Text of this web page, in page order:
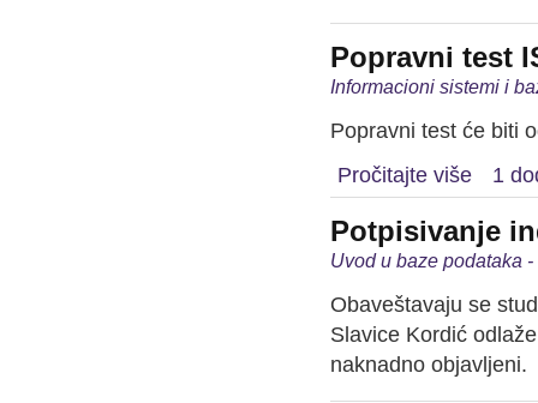
Popravni test
Informacioni sistemi i
Popravni test će biti
Pročitajte više
1
Potpisivanje
Uvod u baze podataka
Obaveštavaju se
Slavice Kordić
naknadno objavljeni.